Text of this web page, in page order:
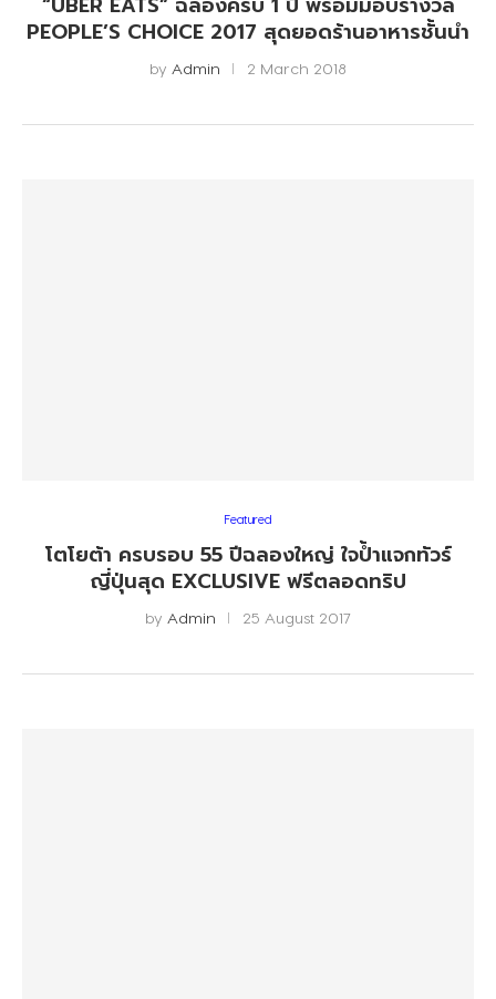
PEOPLE’S CHOICE 2017 สุดยอดร้านอาหารชั้นนำ
by Admin 2 March 2018
Featured
โตโยต้า ครบรอบ 55 ปีฉลองใหญ่ ใจป้ำแจกทัวร์
ญี่ปุ่นสุด EXCLUSIVE ฟรีตลอดทริป
by Admin 25 August 2017